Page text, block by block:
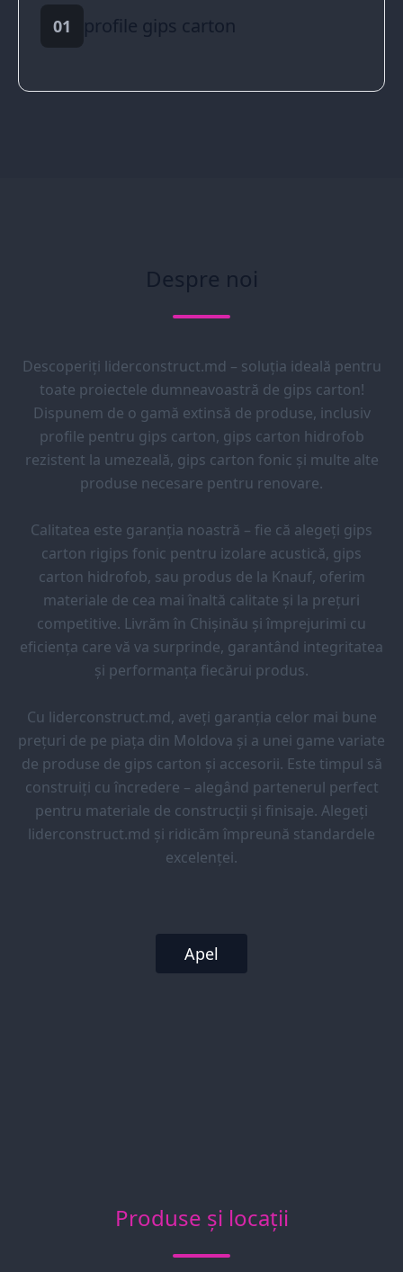
01 profile gips carton
Despre noi
Descoperiți liderconstruct.md – soluția ideală pentru
toate proiectele dumneavoastră de gips carton!
Dispunem de o gamă extinsă de produse, inclusiv
profile pentru gips carton, gips carton hidrofob
rezistent la umezeală, gips carton fonic și multe alte
produse necesare pentru renovare.
Calitatea este garanția noastră – fie că alegeți gips
carton rigips fonic pentru izolare acustică, gips
carton hidrofob, sau produs de la Knauf, oferim
materiale de cea mai înaltă calitate și la prețuri
competitive. Livrăm în Chișinău și împrejurimi cu
eficiența care vă va surprinde, garantând integritatea
și performanța fiecărui produs.
Cu liderconstruct.md, aveți garanția celor mai bune
prețuri de pe piața din Moldova și a unei game variate
de produse de gips carton și accesorii. Este timpul să
construiți cu încredere – alegând partenerul perfect
pentru materiale de construcții și finisaje. Alegeți
liderconstruct.md și ridicăm împreună standardele
excelenței.
Apel
Produse și locații